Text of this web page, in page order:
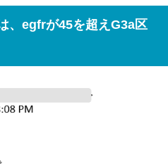
、egfrが45を超えG3a区